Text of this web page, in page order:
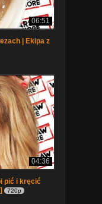
06:51
| Ekipa z
04:36
pić i kręcić
720p